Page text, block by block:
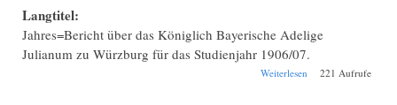
Langtitel:
Jahres=Bericht über das Königlich Bayerische Adelige
Julianum zu Würzburg für das Studienjahr 1906/07.
Weiterlesen über Jahresbericht
221 Aufrufe